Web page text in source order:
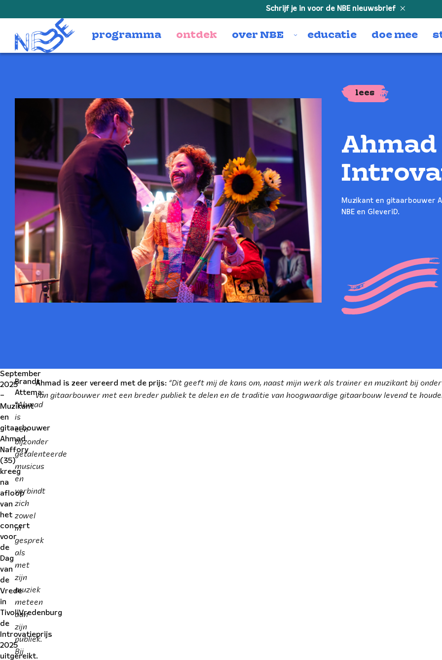
Schrijf je in voor de NBE nieuwsbrief
programma ontdek over NBE educatie doe mee
lees
Muzikant en gitaarbouwer
NBE en GleveriD.
September
2025
–
Muzikant
en
gitaarbouwer
Ahmad
Naffory
(35)
kreeg
na
afloop
van
het
concert
voor
de
Dag
van
de
Vrede
in
TivoliVredenburg
de
Introvatieprijs
2025
uitgereikt.
Brandt
Attema:
“Ahmad
is
een
bijzonder
getalenteerde
musicus
en
verbindt
zich
zowel
in
gesprek
als
met
zijn
muziek
meteen
aan
zijn
publiek.
Bij
Ahmad is zeer vereerd met de prijs: “Dit geeft mij de kans om, naast mijn werk als trainer en muzikant bij
van gitaarbouwer met een breder publiek te delen en de traditie van hoogwaardige gitaarbouw levend te